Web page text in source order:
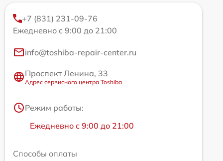
+7 (831) 231-09-76
Ежедневно с 9:00 до 21:00
info@toshiba-repair-center.ru
Проспект Ленина, 33
Адрес сервисного центра Toshiba
Режим работы:
Ежедневно с 9:00 до 21:00
Способы оплаты